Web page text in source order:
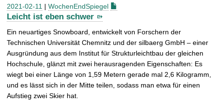
2021-02-11 | WochenEndSpiegel
Leicht ist eben schwer
Ein neuartiges Snowboard, entwickelt von Forschern der
Technischen Universität Chemnitz und der silbaerg GmbH – einer
Ausgründung aus dem Institut für Strukturleichtbau der gleichen
Hochschule, glänzt mit zwei herausragenden Eigenschaften: Es
wiegt bei einer Länge von 1,59 Metern gerade mal 2,6 Kilogramm,
und es lässt sich in der Mitte teilen, sodass man etwa für einen
Aufstieg zwei Skier hat.